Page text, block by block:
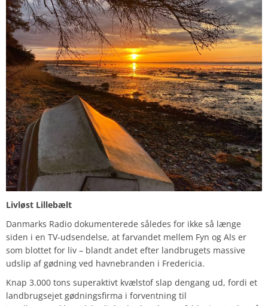
Livløst Lillebælt
Danmarks Radio dokumenterede således for ikke så længe
siden i en TV-udsendelse, at farvandet mellem Fyn og Als er
som blottet for liv – blandt andet efter landbrugets massive
udslip af gødning ved havnebranden i Fredericia.
Knap 3.000 tons superaktivt kvælstof slap dengang ud, fordi et
landbrugsejet gødningsfirma i forventning til